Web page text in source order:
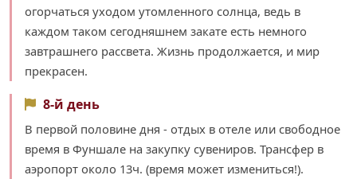
огорчаться уходом утомленного солнца, ведь в
каждом таком сегодняшнем закате есть немного
завтрашнего рассвета. Жизнь продолжается, и мир
прекрасен.
8-й день
В первой половине дня - отдых в отеле или свободное
время в Фуншале на закупку сувениров. Трансфер в
аэропорт около 13ч. (время может измениться!).